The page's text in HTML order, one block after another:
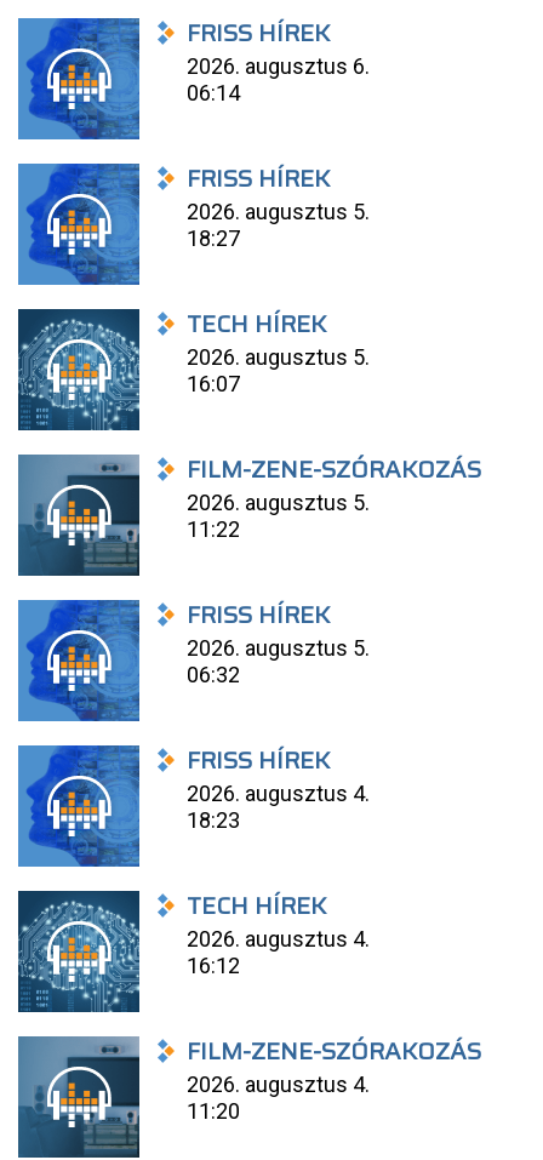
FRISS HÍREK
2026. augusztus 6.
06:14
FRISS HÍREK
2026. augusztus 5.
18:27
TECH HÍREK
2026. augusztus 5.
16:07
FILM-ZENE-SZÓRAKOZÁS
2026. augusztus 5.
11:22
FRISS HÍREK
2026. augusztus 5.
06:32
FRISS HÍREK
2026. augusztus 4.
18:23
TECH HÍREK
2026. augusztus 4.
16:12
FILM-ZENE-SZÓRAKOZÁS
2026. augusztus 4.
11:20